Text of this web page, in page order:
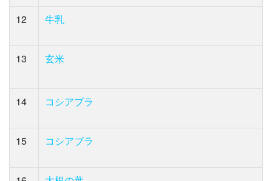
12 牛乳
13 玄米
14 コシアブラ
15 コシアブラ